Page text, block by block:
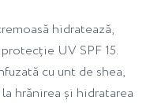
hidratează,
UV SPF 15.
cu unt de shea,
hrănirea și hidratarea